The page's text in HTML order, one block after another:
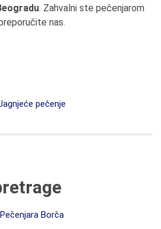
. Zahvalni ste pečenjarom
nas.
pečenje
Pečenjara Borča